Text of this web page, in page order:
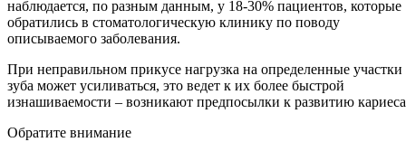
наблюдается, по разным данным, у 18-30% пациентов, которые
обратились в стоматологическую клинику по поводу
описываемого заболевания.
При неправильном прикусе нагрузка на определенные участки
зуба может усиливаться, это ведет к их более быстрой
изнашиваемости – возникают предпосылки к развитию
Обратите внимание